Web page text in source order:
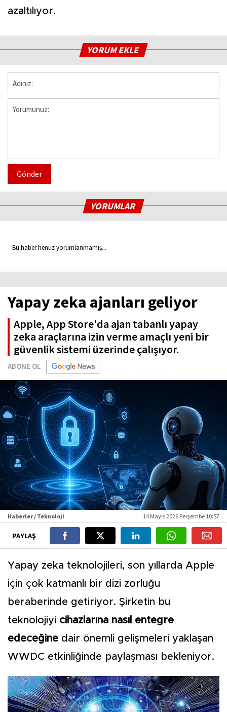
azaltılıyor.
YORUM EKLE
Gönder
YORUMLAR
Bu haber henüz yorumlanmamış...
Yapay zeka ajanları geliyor
Apple, App Store'da ajan tabanlı yapay
zeka araçlarına izin verme amaçlı yeni bir
güvenlik sistemi üzerinde çalışıyor.
ABONE OL
Haberler / Teknoloji 14 Mayıs 2026 Perşembe 10:57
PAYLAŞ
Yapay zeka teknolojileri, son yıllarda Apple
için çok katmanlı bir dizi zorluğu
beraberinde getiriyor. Şirketin bu
teknolojiyi cihazlarına nasıl entegre
edeceğine dair önemli gelişmeleri yaklaşan
WWDC etkinliğinde paylaşması bekleniyor.